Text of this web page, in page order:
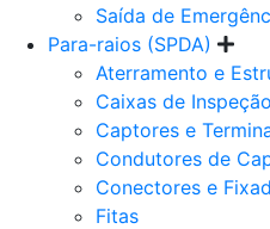
Saída de
Para-raios (SPDA)
Aterramento e
Caixas de Inspeção
Captores e
Condutores de
Conectores e
Fitas